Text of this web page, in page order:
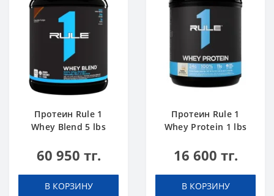
Протеин Rule 1
Whey Blend 5 lbs
60 950 тг.
В КОРЗИНУ
Протеин Rule 1
Whey Protein 1 lbs
Мороженое
16 600 тг.
В КОРЗИНУ